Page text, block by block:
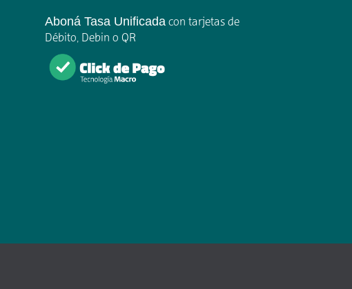
Aboná Tasa Unificadacon tarjetas de
Débito, Debin o QR